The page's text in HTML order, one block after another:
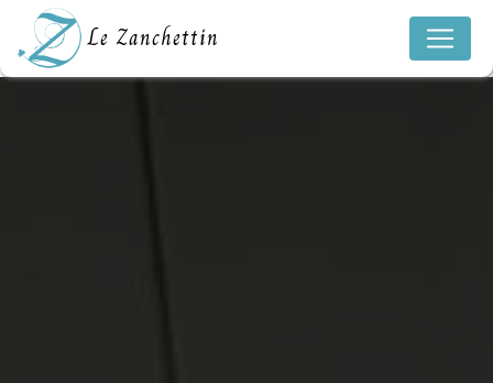
Le Zanchettin
Panneau de gestion des cookies